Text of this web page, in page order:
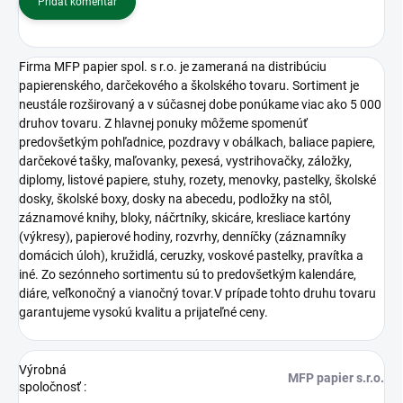
Firma MFP papier spol. s r.o. je zameraná na distribúciu
papierenského, darčekového a školského tovaru. Sortiment je
neustále rozširovaný a v súčasnej dobe ponúkame viac ako 5 000
druhov tovaru. Z hlavnej ponuky môžeme spomenúť
predovšetkým pohľadnice, pozdravy v obálkach, baliace papiere,
darčekové tašky, maľovanky, pexesá, vystrihovačky, záložky,
diplomy, listové papiere, stuhy, rozety, menovky, pastelky, školské
dosky, školské boxy, dosky na abecedu, podložky na stôl,
záznamové knihy, bloky, náčrtníky, skicáre, kresliace kartóny
(výkresy), papierové hodiny, rozvrhy, denníčky (záznamníky
domácich úloh), kružidlá, ceruzky, voskové pastelky, pravítka a
iné. Zo sezónneho sortimentu sú to predovšetkým kalendáre,
diáre, veľkonočný a vianočný tovar.V prípade tohto druhu tovaru
garantujeme vysokú kvalitu a prijateľné ceny.
Výrobná
spoločnosť:
MFP papier s.r.o.